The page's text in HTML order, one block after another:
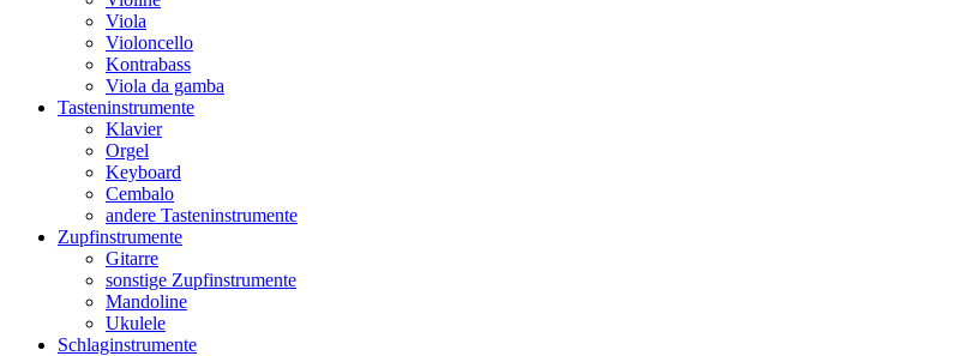
Viola
Violoncello
Kontrabass
Viola da gamba
Tasteninstrumente
Klavier
Orgel
Keyboard
Cembalo
andere Tasteninstrumente
Zupfinstrumente
Gitarre
sonstige Zupfinstrumente
Mandoline
Ukulele
Schlaginstrumente